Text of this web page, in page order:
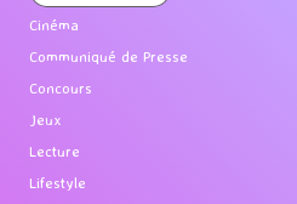
Cinéma
Communiqué de Presse
Concours
Jeux
Lecture
Lifestyle